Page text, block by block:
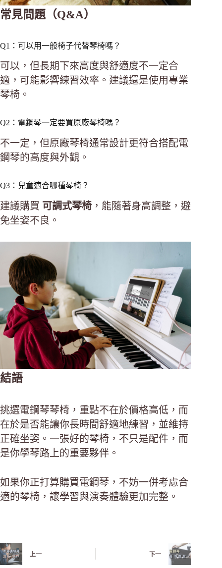
常見問題（Q&A）
Q1：可以用一般椅子代替琴椅嗎？
可以，但長期下來高度與舒適度不一定合
適，可能影響練習效率。建議還是使用專業
琴椅。
Q2：電鋼琴一定要買原廠琴椅嗎？
不一定，但原廠琴椅通常設計更符合搭配電
鋼琴的高度與外觀。
Q3：兒童適合哪種琴椅？
建議購買 可調式琴椅 ，能隨著身高調整，避
免坐姿不良。
結語
挑選電鋼琴琴椅，重點不在於價格高低，而
在於是否能讓你長時間舒適地練習，並維持
正確坐姿。一張好的琴椅，不只是配件，而
是你學琴路上的重要夥伴。
如果你正打算購買電鋼琴，不妨一併考慮合
適的琴椅，讓學習與演奏體驗更加完整。
上一 下一